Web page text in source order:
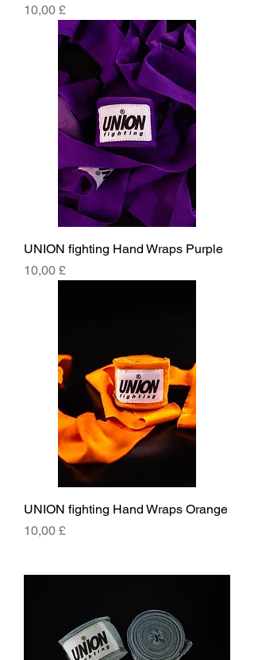
Prezzo
10,00 £
UNION fighting Hand Wraps Purple
Prezzo
10,00 £
UNION fighting Hand Wraps Orange
Prezzo
10,00 £